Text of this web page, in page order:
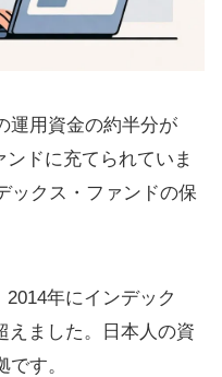
運用資金の約半分が
ドに充てられていま
ックス・ファンドの保
年にインデック
えました。日本人の資
す。